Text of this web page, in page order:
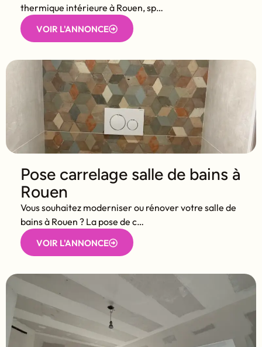
thermique intérieure à Rouen, sp…
VOIR L'ANNONCE
Pose carrelage salle de bains à
Rouen
Vous souhaitez moderniser ou rénover votre salle de
bains à Rouen ? La pose de c…
VOIR L'ANNONCE